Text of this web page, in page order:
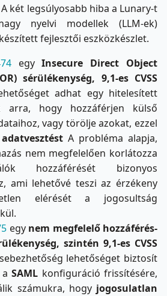
két legsúlyosabb hiba a Lunary-t
nyelvi modellek (LLM-ek)
fejlesztői eszközkészlet.
egyInsecure Direct Object
sérülékenység, 9,1-es CVSS
adhat egy hitelesített
arra, hogy hozzáférjen külső
vagy törölje azokat, ezzel
A probléma alapja,
nem megfelelően korlátozza
hozzáférését bizonyos
ami lehetővé teszi az érzékeny
elérését a jogosultság
egy nem megfelelő hozzáférés-
szintén 9,1-es CVSS
lehetőséget biztosít
aSAML konfiguráció frissítésére,
számukra, hogy jogosulatlan